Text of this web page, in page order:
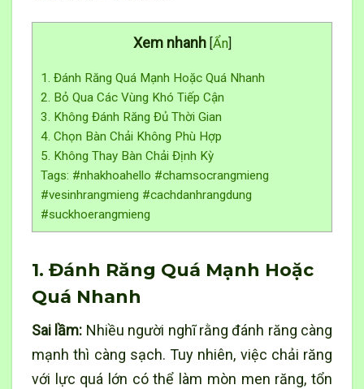
Xem nhanh Ẩn]
1. Đánh Răng Quá Mạnh Hoặc Quá Nhanh
2. Bỏ Qua Các Vùng Khó Tiếp Cận
3. Không Đánh Răng Đủ Thời Gian
4. Chọn Bàn Chải Không Phù Hợp
5. Không Thay Bàn Chải Định Kỳ
Tags: #nhakhoahello #chamsocrangmieng
#vesinhrangmieng #cachdanhrangdung
#suckhoerangmieng
1. Đánh Răng Quá Mạnh Hoặc
Quá Nhanh
Sai lầm: Nhiều người nghĩ rằng đánh răng càng
mạnh thì càng sạch. Tuy nhiên, việc chải răng
với lực quá lớn có thể làm mòn men răng, tổn